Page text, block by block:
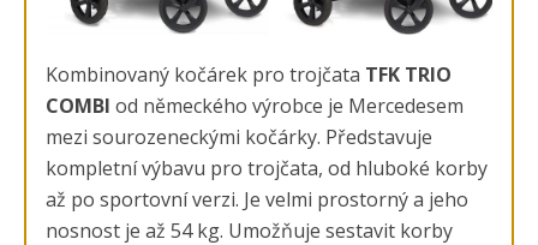
Kombinovaný kočárek pro trojčata TFK TRIO
COMBI od německého výrobce je Mercedesem
mezi sourozeneckými kočárky. Představuje
kompletní výbavu pro trojčata, od hluboké korby
až po sportovní verzi. Je velmi prostorný a jeho
nosnost je až 54 kg. Umožňuje sestavit korby